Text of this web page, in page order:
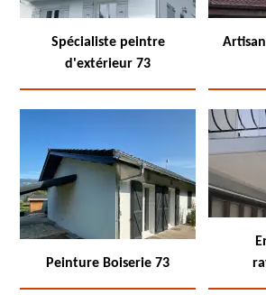
Spécialiste peintre
d'extérieur 73
Peinture Boiserie 73